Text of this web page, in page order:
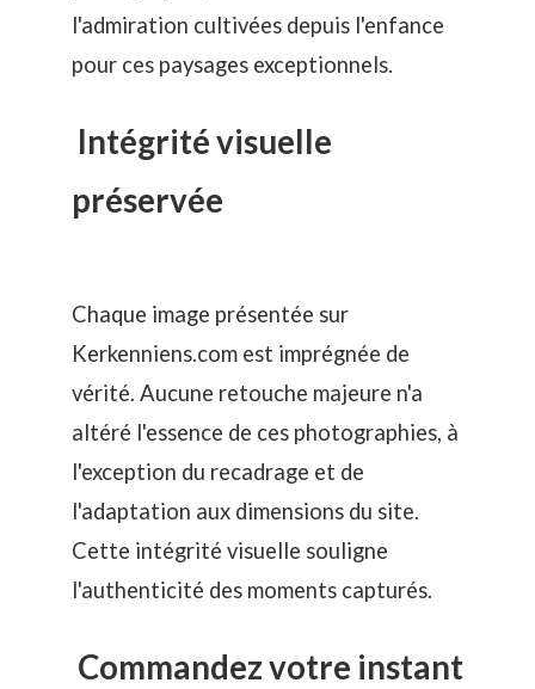
l'admiration cultivées depuis l'enfance
pour ces paysages exceptionnels.
Intégrité visuelle
préservée
Chaque image présentée sur
Kerkenniens.com est imprégnée de
vérité. Aucune retouche majeure n'a
altéré l'essence de ces photographies, à
l'exception du recadrage et de
l'adaptation aux dimensions du site.
Cette intégrité visuelle souligne
l'authenticité des moments capturés.
Commandez votre instant